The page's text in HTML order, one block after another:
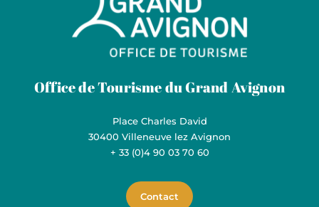
Grand Avignon Tourisme
Office de Tourisme du Grand Avignon
Place Charles David
30400 Villeneuve lez Avignon
+ 33 (0)4 90 03 70 60
Contact